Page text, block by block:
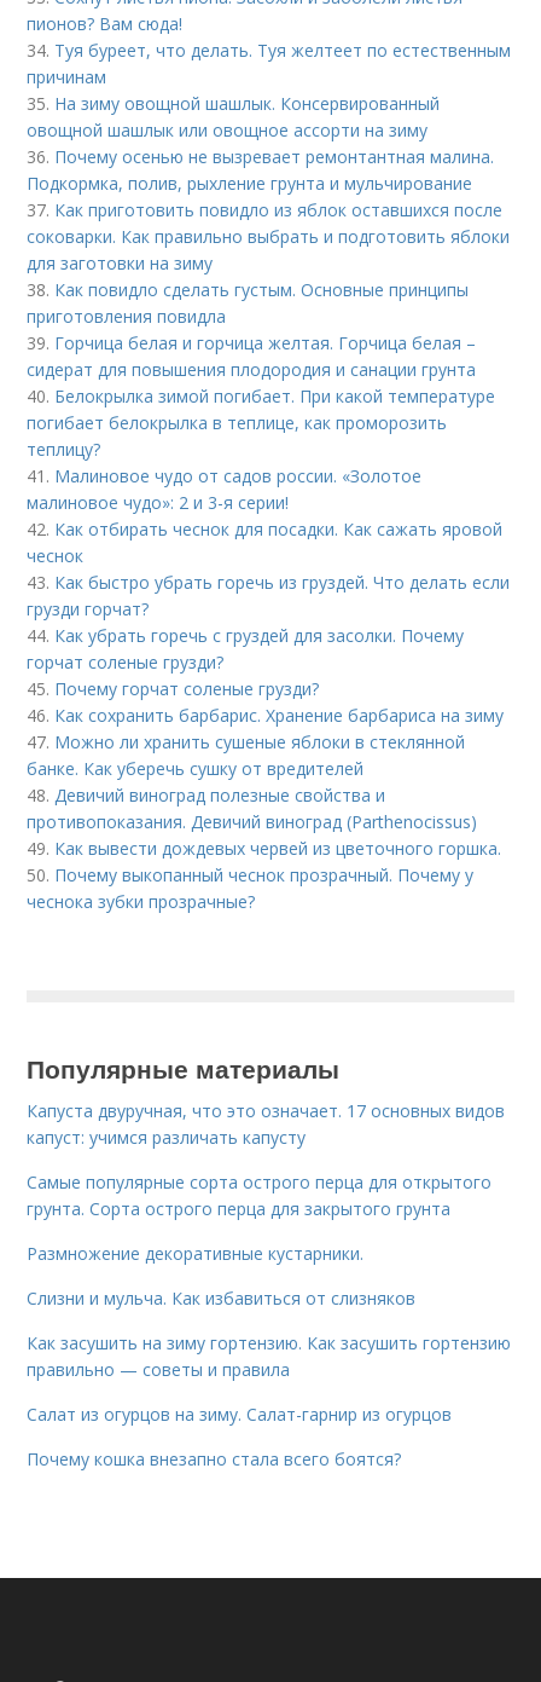
пионов? Вам сюда!
34. Туя буреет, что делать. Туя желтеет по естественным
причинам
35. На зиму овощной шашлык. Консервированный
овощной шашлык или овощное ассорти на зиму
36. Почему осенью не вызревает ремонтантная малина.
Подкормка, полив, рыхление грунта и мульчирование
37. Как приготовить повидло из яблок оставшихся после
соковарки. Как правильно выбрать и подготовить яблоки
для заготовки на зиму
38. Как повидло сделать густым. Основные принципы
приготовления повидла
39. Горчица белая и горчица желтая. Горчица белая –
сидерат для повышения плодородия и санации грунта
40. Белокрылка зимой погибает. При какой температуре
погибает белокрылка в теплице, как проморозить
теплицу?
41. Малиновое чудо от садов россии. «Золотое
малиновое чудо»: 2 и 3-я серии!
42. Как отбирать чеснок для посадки. Как сажать яровой
чеснок
43. Как быстро убрать горечь из груздей. Что делать если
грузди горчат?
44. Как убрать горечь с груздей для засолки. Почему
горчат соленые грузди?
45. Почему горчат соленые грузди?
46. Как сохранить барбарис. Хранение барбариса на зиму
47. Можно ли хранить сушеные яблоки в стеклянной
банке. Как уберечь сушку от вредителей
48.Девичий виноград полезные свойства и
противопоказания. Девичий виноград (Parthenocissus)
49. Как вывести дождевых червей из цветочного горшка.
50. Почему выкопанный чеснок прозрачный. Почему у
чеснока зубки прозрачные?
Популярные материалы
Капуста двуручная, что это означает. 17 основных видов
капуст: учимся различать капусту
Самые популярные сорта острого перца для открытого
грунта. Сорта острого перца для закрытого грунта
Размножение декоративные кустарники.
Слизни и мульча. Как избавиться от слизняков
Как засушить на зиму гортензию. Как засушить гортензию
правильно — советы и правила
Салат из огурцов на зиму. Салат-гарнир из огурцов
Почему кошка внезапно стала всего боятся?